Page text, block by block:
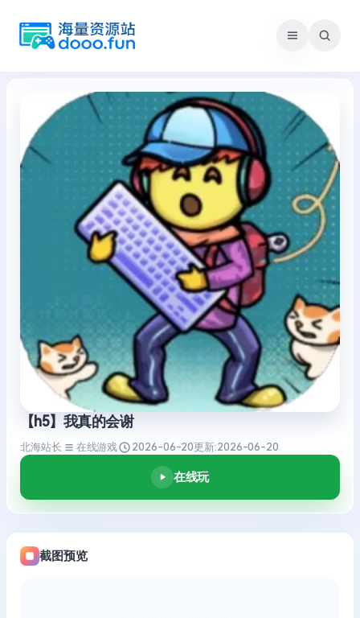
【h5】我真的会谢
北海站长 在线游戏 2026-06-20更新:2026-06-20
在线玩
截图预览